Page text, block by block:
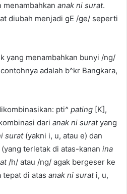
menambahkan anak ni surat.
diubah menjadi gE /ge/ seperti
yang menambahkan bunyi /ng/
adalah b^kr Bangkara,
pti^ pating [K],
dari anak ni suratyang
surat(yakni i, u, atau e) dan
terletak di atas-kanan ina
/h/ atau /ng/ agak bergeser ke
tepat di atas anak ni surat i, u,